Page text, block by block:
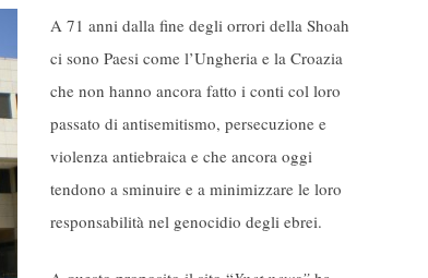
A 71 anni dalla fine degli orrori della Shoah
ci sono Paesi come l’Ungheria e la Croazia
che non hanno ancora fatto i conti col loro
passato di antisemitismo, persecuzione e
violenza antiebraica e che ancora oggi
tendono a sminuire e a minimizzare le loro
responsabilità nel genocidio degli ebrei.